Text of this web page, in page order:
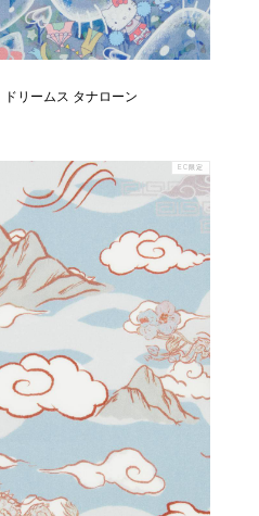
ドリームス タナローン
EC限定